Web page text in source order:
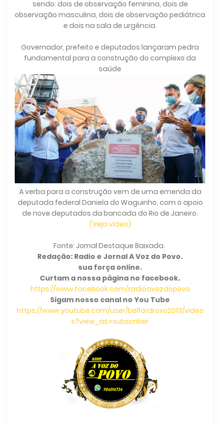
sendo: dois de observação feminina, dois de
observação masculina, dois de observação pediátrica
e dois na sala de urgência.
Governador, prefeito e deputados lançaram pedra
fundamental para a construção do complexo da
saúde
A verba para a construção vem de uma emenda da
deputada federal Daniela do Waguinho, com o apoio
de nove deputados da bancada do Rio de Janeiro.
(Veja vídeo)
Fonte: Jornal Destaque Baixada.
Redação: Radio e Jornal A Voz do Povo.
sua força online.
Curtam a nossa página no facebook.
https://www.facebook.com/radioavozdopovo
Sigam nosso canal no You Tube
https://www.youtube.com/user/belfordroxo2013/video
s?view_as=subscriber